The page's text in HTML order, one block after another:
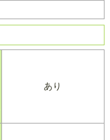
あり